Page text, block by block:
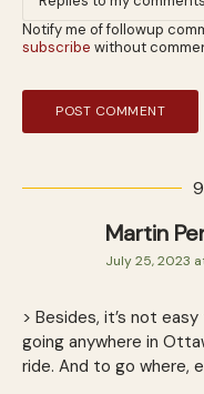
Notify me of followup
subscribe without
Martin
July 25, 2023
> Besides, it’s not
going anywhere in
ride. And to go where,